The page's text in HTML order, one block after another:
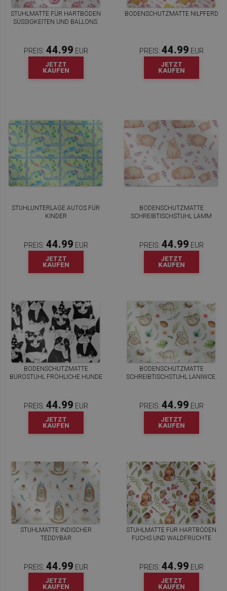
STUHLMATTE FÜR HARTBÖDEN
SÜSSIGKEITEN UND BALLONS.
PREIS: 44.99 EUR
JETZT
KAUFEN
BODENSCHUTZMATTE NILPFERD
PREIS: 44.99 EUR
JETZT
KAUFEN
STUHLUNTERLAGE AUTOS FÜR
KINDER
PREIS: 44.99 EUR
JETZT
KAUFEN
BODENSCHUTZMATTE
SCHREIBTISCHSTUHL LAMM
PREIS: 44.99 EUR
JETZT
KAUFEN
BODENSCHUTZMATTE
BÜROSTUHL FRÖHLICHE HUNDE
PREIS: 44.99 EUR
JETZT
KAUFEN
BODENSCHUTZMATTE
SCHREIBTISCHSTUHL LANIWCE.
PREIS: 44.99 EUR
JETZT
KAUFEN
STUHLMATTE INDISCHER
TEDDYBÄR
PREIS: 44.99 EUR
JETZT
KAUFEN
STUHLMATTE FÜR HARTBÖDEN
FUCHS UND WALDFRÜCHTE
PREIS: 44.99 EUR
JETZT
KAUFEN